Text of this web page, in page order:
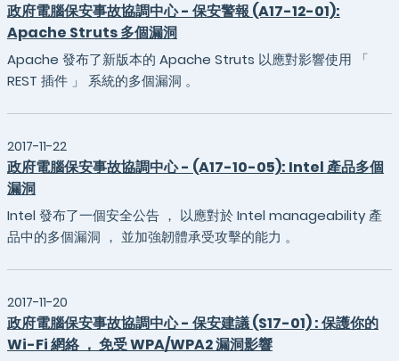
政府電腦保安事故協調中心 - 保安警報 (A17-12-01):
Apache Struts 多個漏洞
Apache 發布了新版本的 Apache Struts 以應對影響使用 「
REST 插件 」 系統的多個漏洞 。
2017-11-22
政府電腦保安事故協調中心 - (A17-10-05): Intel 產品多個
漏洞
Intel 發布了一個安全公告 ， 以應對於 Intel manageability 產
品中的多個漏洞 ， 並加強韌體承受攻擊的能力 。
2017-11-20
政府電腦保安事故協調中心 - 保安建議 (S17-01) : 保護你的
Wi-Fi 網絡 ， 免受 WPA/WPA2 漏洞影響